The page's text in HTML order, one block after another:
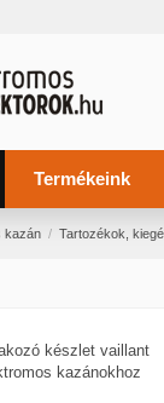
Termékeink
kazán Tartozékok,